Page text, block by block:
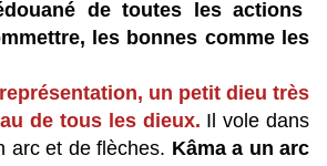
de toutes les actions
les bonnes comme les
un petit dieu très
de tous les dieux. Il vole dans
arc et de flèches. Kâma a un arc